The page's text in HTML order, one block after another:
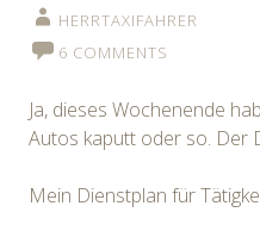
HERRTAXIFAHRER
6 COMMENTS
Ja, dieses Wochenende
Autos kaputt oder so. Der
Mein Dienstplan für